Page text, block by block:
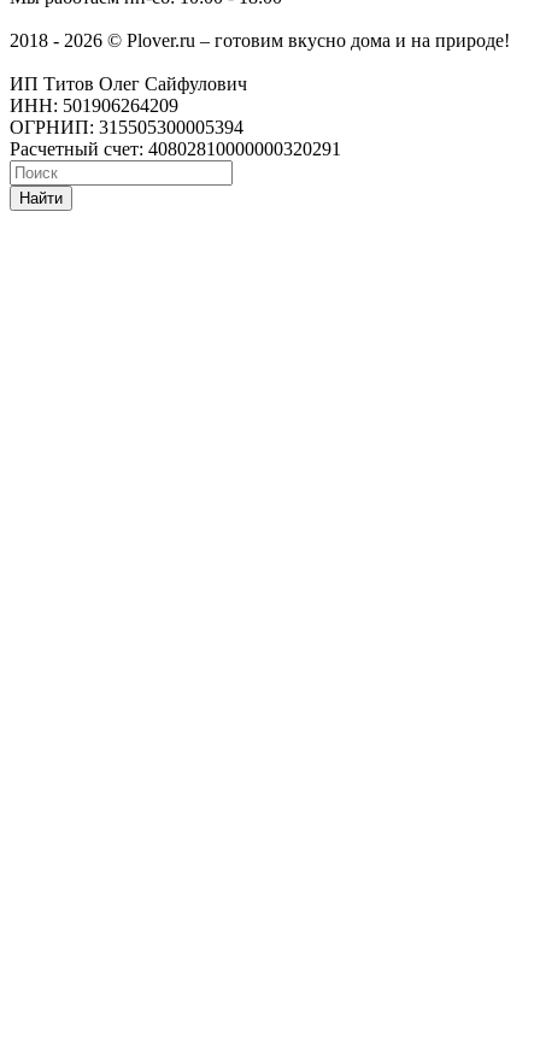
2018 - 2026 © Plover.ru – готовим вкусно дома и на природе!
ИП Титов Олег Сайфулович
ИНН: 501906264209
ОГРНИП: 315505300005394
Расчетный счет: 40802810000000320291
Найти